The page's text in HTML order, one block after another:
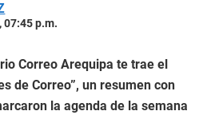
p.m.
Correo Arequipa te trae el
de Correo”, un resumen con
la agenda de la semana